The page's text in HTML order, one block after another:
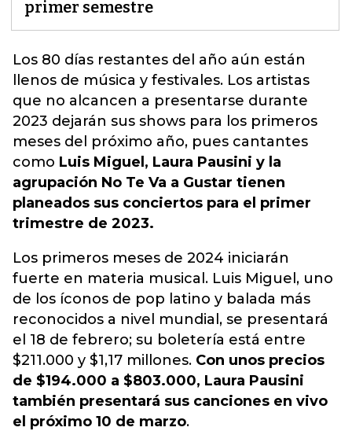
primer semestre
Los 80 días restantes del año aún están
llenos de música y festivales. Los artistas
que no alcancen a presentarse durante
2023 dejarán sus shows para los primeros
meses del próximo año, pues cantantes
como Luis Miguel, Laura Pausini y la
agrupación No Te Va a Gustar tienen
planeados sus conciertos para el primer
trimestre de 2023.
Los primeros meses de 2024 iniciarán
fuerte en materia musical. Luis Miguel, uno
de los íconos de pop latino y balada más
reconocidos a nivel mundial, se presentará
el 18 de febrero; su boletería está entre
$211.000 y $1,17 millones. Con unos precios
de $194.000 a $803.000, Laura Pausini
también presentará sus canciones en vivo
el próximo 10 de marzo.